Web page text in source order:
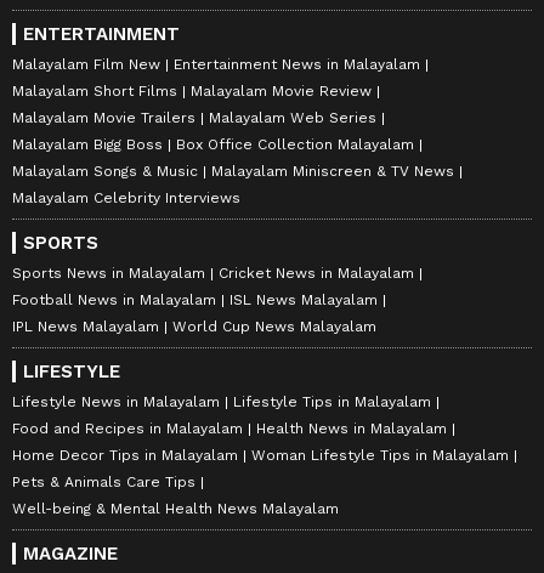
ENTERTAINMENT
Malayalam Film New
Entertainment News in Malayalam
Malayalam Short Films
Malayalam Movie Review
Malayalam Movie Trailers
Malayalam Web Series
Malayalam Bigg Boss
Box Office Collection Malayalam
Malayalam Songs & Music
Malayalam Miniscreen & TV News
Malayalam Celebrity Interviews
SPORTS
Sports News in Malayalam
Cricket News in Malayalam
Football News in Malayalam
ISL News Malayalam
IPL News Malayalam
World Cup News Malayalam
LIFESTYLE
Lifestyle News in Malayalam
Lifestyle Tips in Malayalam
Food and Recipes in Malayalam
Health News in Malayalam
Home Decor Tips in Malayalam
Woman Lifestyle Tips in Malayalam
Pets & Animals Care Tips
Well-being & Mental Health News Malayalam
MAGAZINE